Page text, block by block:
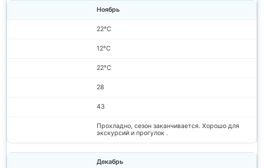
Ноябрь
22°C
12°C
22°C
28
43
Прохладно, сезон заканчивается. Хорошо для
экскурсий и прогулок .
Декабрь